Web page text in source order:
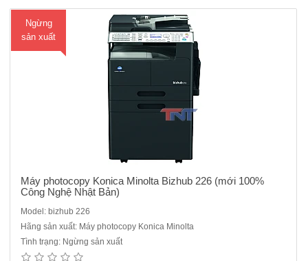
Ngừng
sản xuất
Máy photocopy Konica Minolta Bizhub 226 (mới 100%
Công Nghệ Nhật Bản)
Model: bizhub 226
Hãng sản xuất: Máy photocopy Konica Minolta
Tình trạng: Ngừng sản xuất
Máy photocopy Konica Minolta bizhub 206 ( mới 100% theo công
nghệ Nhật Bản)Cấu hình cơ bản: bizhub 206 CPS (OC 512 :Nắp đậy
+ AD 509 :Bộ đảo bản sao + NC504:Kết nối cổng mạng + MK749 màn